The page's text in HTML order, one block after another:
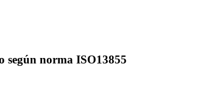
según norma ISO13855